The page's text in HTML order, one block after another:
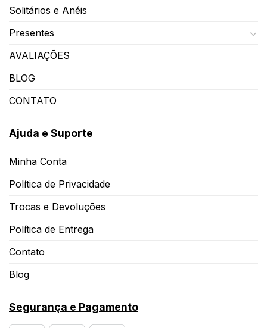
Solitários e Anéis
Presentes
AVALIAÇÕES
BLOG
CONTATO
Ajuda e Suporte
Minha Conta
Política de Privacidade
Trocas e Devoluções
Política de Entrega
Contato
Blog
Segurança e Pagamento